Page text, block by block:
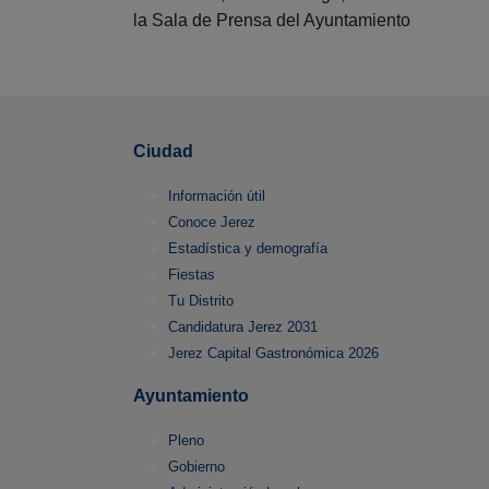
la Sala de Prensa del Ayuntamiento
Ciudad
Información útil
Conoce Jerez
Estadística y demografía
Fiestas
Tu Distrito
Candidatura Jerez 2031
Jerez Capital Gastronómica 2026
Ayuntamiento
Pleno
Gobierno